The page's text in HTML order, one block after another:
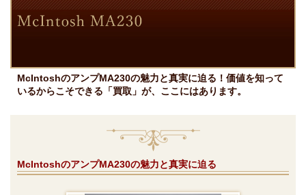
McIntoshのアンプMA230の魅力と真実に迫る！価値を知って
いるからこそできる「買取」が、ここにはあります。
McIntoshのアンプMA230の魅力と真実に迫る